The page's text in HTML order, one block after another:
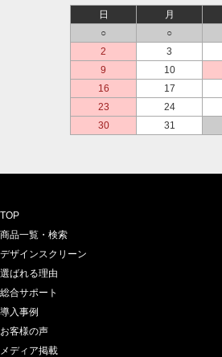
日 月
○
○
2
3
9
10
16
17
23
24
30
31
TOP
商品一覧・検索
デザインスクリーン
選ばれる理由
総合サポート
導入事例
お客様の声
メディア掲載